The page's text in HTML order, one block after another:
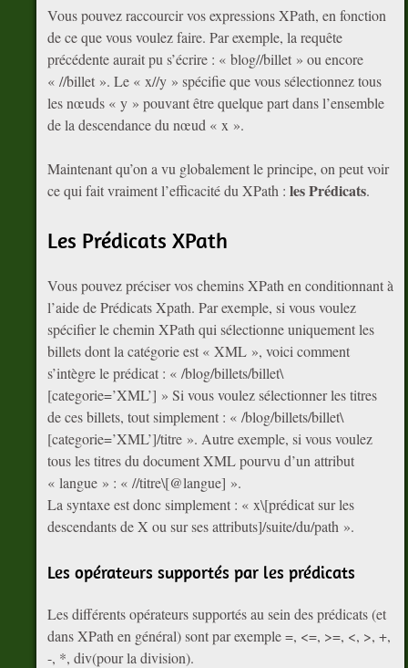
Vous pouvez raccourcir vos expressions XPath, en fonction
de ce que vous voulez faire. Par exemple, la requête
précédente aurait pu s’écrire : « blog//billet » ou encore
« //billet ». Le « x//y » spécifie que vous sélectionnez tous
les nœuds « y » pouvant être quelque part dans l’ensemble
de la descendance du nœud « x ».
Maintenant qu’on a vu globalement le principe, on peut voir
ce qui fait vraiment l’efficacité du XPath : les Prédicats.
Les Prédicats XPath
Vous pouvez préciser vos chemins XPath en conditionnant à
l’aide de Prédicats Xpath. Par exemple, si vous voulez
spécifier le chemin XPath qui sélectionne uniquement les
billets dont la catégorie est « XML », voici comment
s’intègre le prédicat : « /blog/billets/billet\
[categorie=’XML’] » Si vous voulez sélectionner les titres
de ces billets, tout simplement : « /blog/billets/billet\
[categorie=’XML’]/titre ». Autre exemple, si vous voulez
tous les titres du document XML pourvu d’un attribut
« langue » : « //titre\[@langue] ».
La syntaxe est donc simplement : « x\[prédicat sur les
descendants de X ou sur ses attributs]/suite/du/path ».
Les opérateurs supportés par les prédicats
Les différents opérateurs supportés au sein des prédicats (et
dans XPath en général) sont par exemple =, <=, >=, <, >, +,
-, *, div(pour la division).